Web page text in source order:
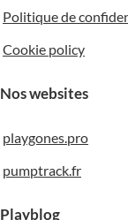
Politique de
Cookie policy
Nos websites
playgones.pro
pumptrack.fr
Playblog